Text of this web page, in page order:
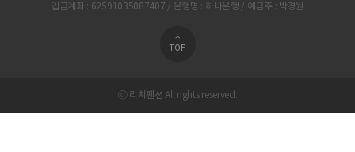
입금계좌 : 62591035087407 / 은행명 : 하나은행 / 예금주 : 박경원
TOP
ⓒ 리치펜션 All rights reserved.